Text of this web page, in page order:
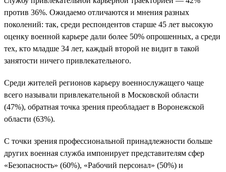
против 36%. Ожидаемо отличаются и мнения разных
поколений: так, среди респондентов старше 45 лет высокую
оценку военной карьере дали более 50% опрошенных, а среди
тех, кто младше 34 лет, каждый второй не видит в такой
занятости ничего привлекательного.
Среди жителей регионов карьеру военнослужащего чаще
всего называли привлекательной в Московской области
(47%), обратная точка зрения преобладает в Воронежской
области (63%).
С точки зрения профессиональной принадлежности больше
других военная служба импонирует представителям сфер
«Безопасность» (60%), «Рабочий персонал» (50%) и